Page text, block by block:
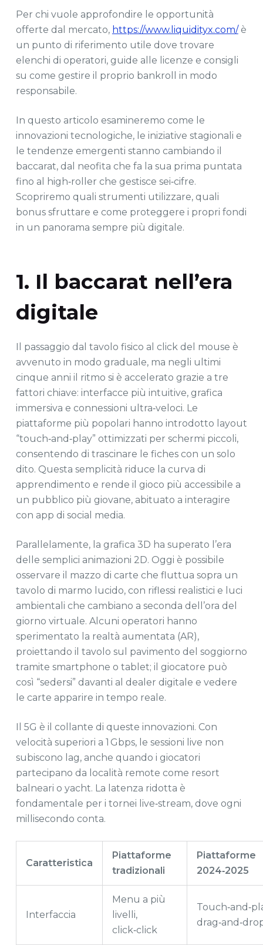
Per chi vuole approfondire le opportunità
offerte dal mercato, https://www.liquidityx.com/è
un punto di riferimento utile dove trovare
elenchi di operatori, guide alle licenze e consigli
su come gestire il proprio bankroll in modo
responsabile.
In questo articolo esamineremo come le
innovazioni tecnologiche, le iniziative stagionali e
le tendenze emergenti stanno cambiando il
baccarat, dal neofita che fa la sua prima puntata
fino al high‑roller che gestisce sei‑cifre.
Scopriremo quali strumenti utilizzare, quali
bonus sfruttare e come proteggere i propri fondi
in un panorama sempre più digitale.
1. Il baccarat nell’era
digitale
Il passaggio dal tavolo fisico al click del mouse è
avvenuto in modo graduale, ma negli ultimi
cinque anni il ritmo si è accelerato grazie a tre
fattori chiave: interfacce più intuitive, grafica
immersiva e connessioni ultra‑veloci. Le
piattaforme più popolari hanno introdotto layout
“touch‑and‑play” ottimizzati per schermi piccoli,
consentendo di trascinare le fiches con un solo
dito. Questa semplicità riduce la curva di
apprendimento e rende il gioco più accessibile a
un pubblico più giovane, abituato a interagire
con app di social media.
Parallelamente, la grafica 3D ha superato l’era
delle semplici animazioni 2D. Oggi è possibile
osservare il mazzo di carte che fluttua sopra un
tavolo di marmo lucido, con riflessi realistici e luci
ambientali che cambiano a seconda dell’ora del
giorno virtuale. Alcuni operatori hanno
sperimentato la realtà aumentata (AR),
proiettando il tavolo sul pavimento del soggiorno
tramite smartphone o tablet; il giocatore può
così “sedersi” davanti al dealer digitale e vedere
le carte apparire in tempo reale.
Il 5G è il collante di queste innovazioni. Con
velocità superiori a 1 Gbps, le sessioni live non
subiscono lag, anche quando i giocatori
partecipano da località remote come resort
balneari o yacht. La latenza ridotta è
fondamentale per i tornei live‑stream, dove ogni
millisecondo conta.
Caratteristica
Piattaforme
tradizionali
Piattaforme
2024‑2025
Interfaccia
Menu a più
livelli,
click‑click